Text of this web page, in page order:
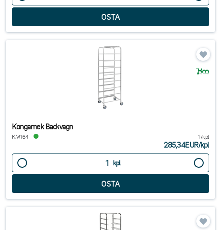
Kongamek Backvagn
KM164 1/kpl
285,34EUR/kpl
kpl